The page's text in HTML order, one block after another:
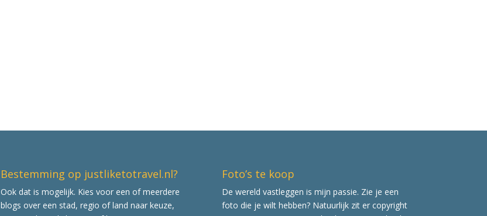
Bestemming op justliketotravel.nl?
Ook dat is mogelijk. Kies voor een of meerdere
blogs over een stad, regio of land naar keuze,
Foto’s te koop
De wereld vastleggen is mijn passie. Zie je een
foto die je wilt hebben? Natuurlijk zit er copyright